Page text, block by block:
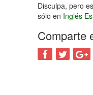
Disculpa, pero
sólo en Inglés
Comparte